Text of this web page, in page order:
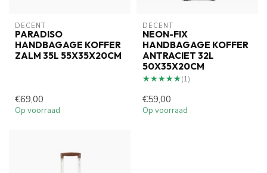
DECENT
PARADISO
HANDBAGAGE KOFFER
ZALM 35L 55X35X20CM
€69,00
Op voorraad
DECENT
NEON-FIX
HANDBAGAGE KOFFER
ANTRACIET 32L
50X35X20CM
★★★★★
★★★★★(1)
€59,00
Op voorraad